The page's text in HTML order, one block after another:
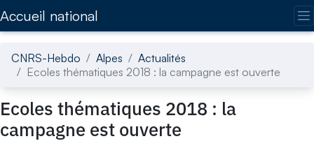
Accueil national
CNRS-Hebdo Alpes
Actualités
Ecoles thématiques 2018 : la campagne est ouverte
Ecoles thématiques 2018 : la
campagne est ouverte